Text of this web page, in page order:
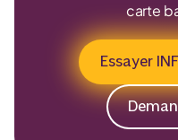
carte
Essayer